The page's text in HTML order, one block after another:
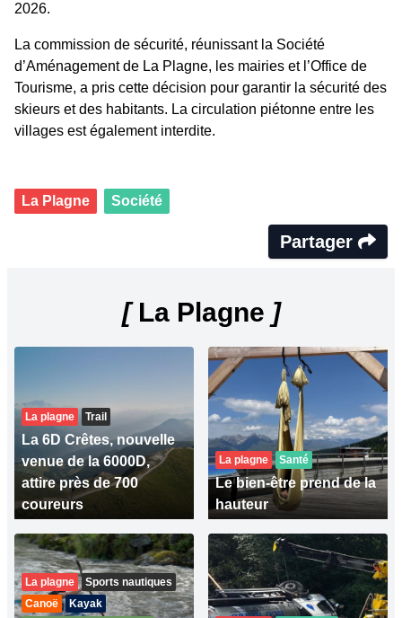
2026.
La commission de sécurité, réunissant la Société
d’Aménagement de La Plagne, les mairies et l’Office de
Tourisme, a pris cette décision pour garantir la sécurité des
skieurs et des habitants. La circulation piétonne entre les
villages est également interdite.
La Plagne Société
Partager
[La Plagne ]
La plagne Trail
La 6D Crêtes, nouvelle
venue de la 6000D,
attire près de 700
coureurs
La plagne Santé
Le bien-être prend de la
hauteur
La plagne
Sports nautiques
Canoë
Kayak